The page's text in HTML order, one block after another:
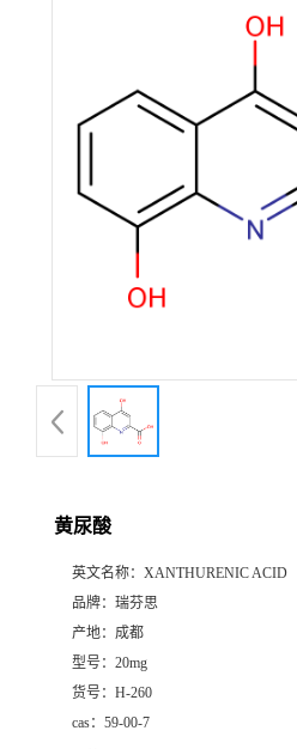
产
黄尿酸
英文名称： XANTHURENIC ACID
品牌： 瑞芬思
产地： 成都
型号： 20mg
货号： H-260
cas： 59-00-7